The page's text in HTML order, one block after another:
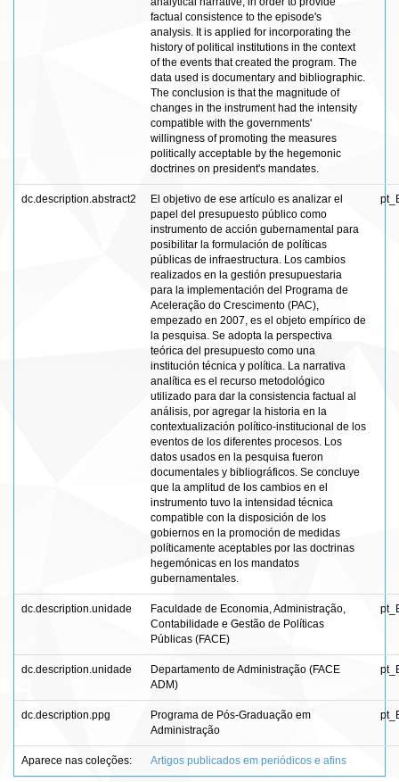
factual consistence to the episode's
analysis. It is applied for incorporating the
history of political institutions in the context
of the events that created the program. The
data used is documentary and bibliographic.
The conclusion is that the magnitude of
changes in the instrument had the intensity
compatible with the governments'
willingness of promoting the measures
politically acceptable by the hegemonic
doctrines on president's mandates.
dc.description.abstract2
El objetivo de ese artículo es analizar el
papel del presupuesto público como
instrumento de acción gubernamental para
posibilitar la formulación de políticas
públicas de infraestructura. Los cambios
realizados en la gestión presupuestaria
para la implementación del Programa de
Aceleração do Crescimento (PAC),
empezado en 2007, es el objeto empírico de
la pesquisa. Se adopta la perspectiva
teórica del presupuesto como una
institución técnica y política. La narrativa
analítica es el recurso metodológico
utilizado para dar la consistencia factual al
análisis, por agregar la historia en la
contextualización político-institucional de los
eventos de los diferentes procesos. Los
datos usados en la pesquisa fueron
documentales y bibliográficos. Se concluye
que la amplitud de los cambios en el
instrumento tuvo la intensidad técnica
compatible con la disposición de los
gobiernos en la promoción de medidas
políticamente aceptables por las doctrinas
hegemónicas en los mandatos
gubernamentales.
dc.description.unidade
Faculdade de Economia, Administração,
Contabilidade e Gestão de Políticas
Públicas (FACE)
dc.description.unidade
Departamento de Administração (FACE
ADM)
dc.description.ppg
Programa de Pós-Graduação em
Administração
Aparece nas coleções: Artigos publicados em periódicos e afins